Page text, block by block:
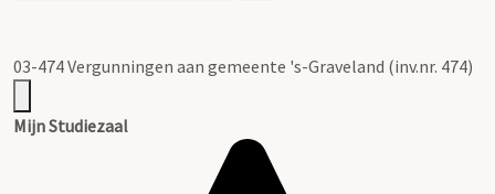
03-474 Vergunningen aan gemeente 's-Graveland (inv.nr. 474)
Mijn Studiezaal